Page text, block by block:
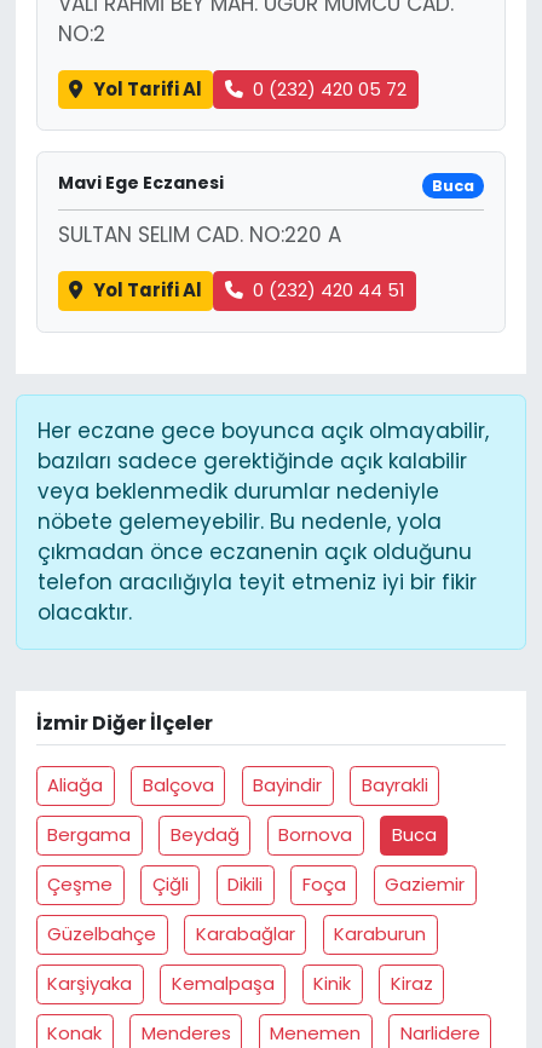
NO:2
Yol Tarifi Al 0 (232) 420 05 72
Mavi Ege Eczanesi Buca
SULTAN SELIM CAD. NO:220 A
Yol Tarifi Al 0 (232) 420 44 51
Her eczane gece boyunca açık olmayabilir,
bazıları sadece gerektiğinde açık kalabilir
veya beklenmedik durumlar nedeniyle
nöbete gelemeyebilir. Bu nedenle, yola
çıkmadan önce eczanenin açık olduğunu
telefon aracılığıyla teyit etmeniz iyi bir fikir
olacaktır.
İzmir Diğer İlçeler
Aliağa Balçova Bayindir
Bayrakli
Bergama
Beydağ Bornova
Buca
Çeşme
Çiğli Dikili Foça
Gaziemir
Güzelbahçe
Karabağlar
Karaburun
Karşiyaka
Kemalpaşa Kinik
Kiraz
Konak
Menderes Menemen
Narlidere